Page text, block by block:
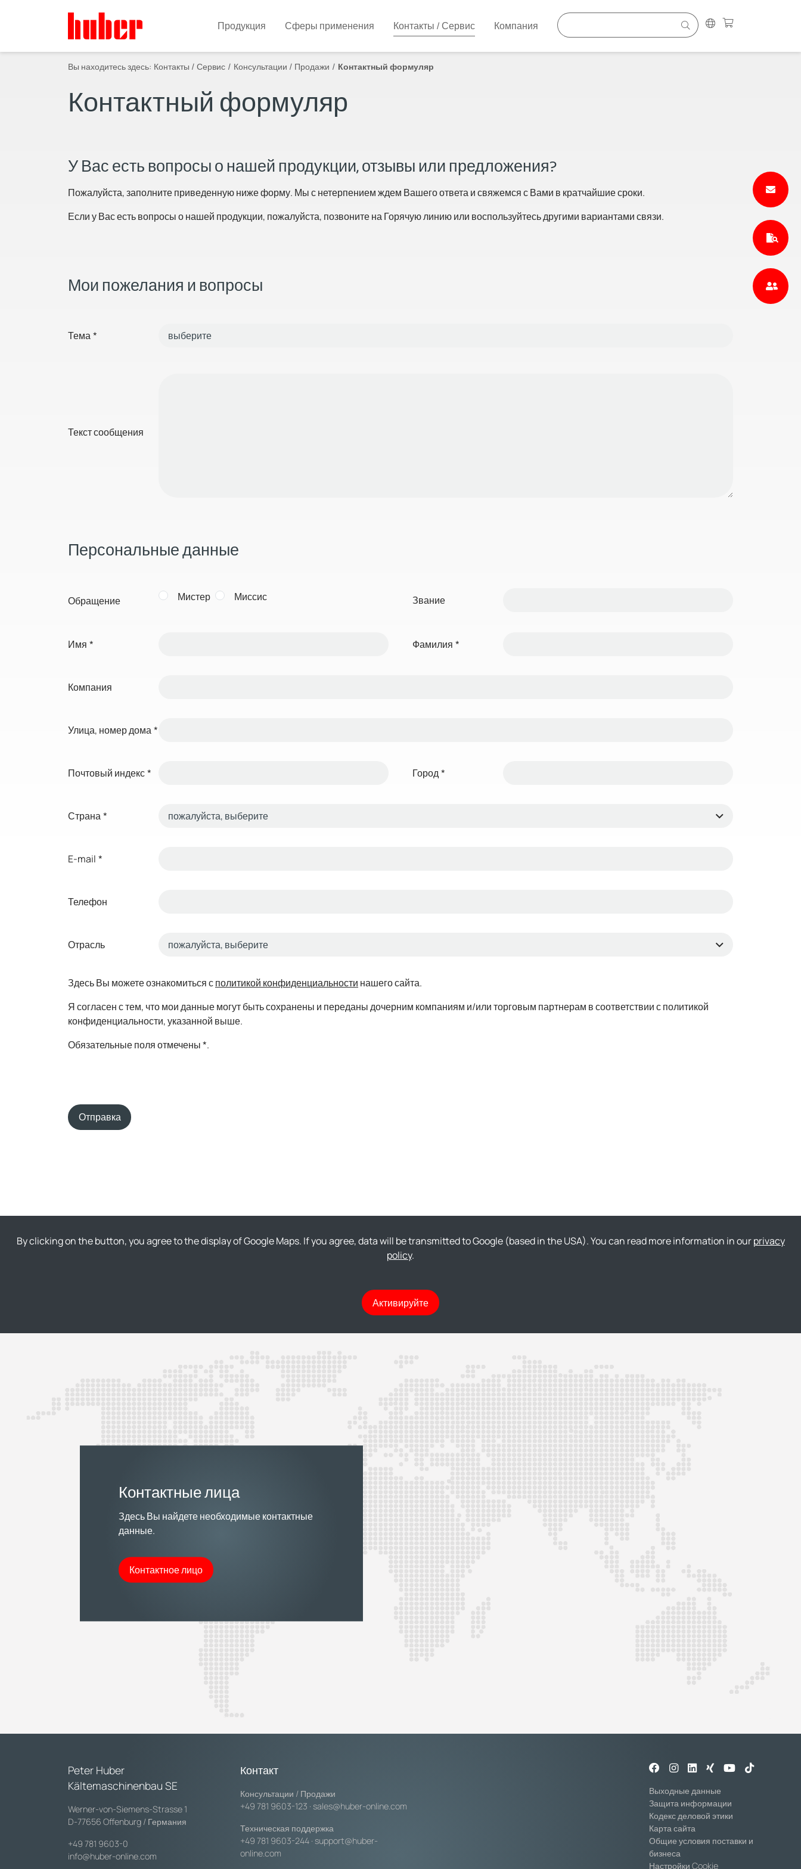
Продукция Сферы применения Контакты / Сервис Компания
Вы находитесь здесь: Контакты / Сервис Консультации / Продажи Контактный формуляр
Контактный формуляр
У Вас есть вопросы о нашей продукции, отзывы или предложения?
Пожалуйста, заполните приведенную ниже форму. Мы с нетерпением ждем Вашего ответа и свяжемся с Вами в кратчайшие сроки.
Если у Вас есть вопросы о нашей продукции, пожалуйста, позвоните на Горячую линию или воспользуйтесь другими вариантами связи.
Мои пожелания и вопросы
Тема*
Текст сообщения
Персональные данные
Обращение Мистер Миссис Звание
Имя * Фамилия *
Компания
Улица, номер дома*
Почтовый индекс* Город*
Страна*
E-mail *
Телефон
Отрасль
Здесь Вы можете ознакомиться сполитикой конфиденциальности нашего сайта.
Я согласен с тем, что мои данные могут быть сохранены и переданы дочерним компаниям и/или торговым партнерам в соответствии с политикой
конфиденциальности, указанной выше.
Обязательные поля отмечены *.
Отправка
By clicking on the button, you agree to the display of Google Maps. If you agree, data will be transmitted to Google (based in the USA). You can read more information in ourprivacy
policy.
Активируйте
Контактные лица
Здесь Вы найдете необходимые контактные
данные.
Контактное лицо
Peter Huber
Kältemaschinenbau SE
Werner-von-Siemens-Strasse 1
D-77656 Offenburg / Германия
+49 781 9603-0
info@huber-online.com
Контакт
Консультации / Продажи
+49 781 9603-123 · sales@huber-online.com
Техническая поддержка
+49 781 9603-244 · support@huber-
online.com
Выходные данные
Защита информации
Кодекс деловой этики
Карта сайта
Общие условия поставки и
бизнеса
Настройки Cookie